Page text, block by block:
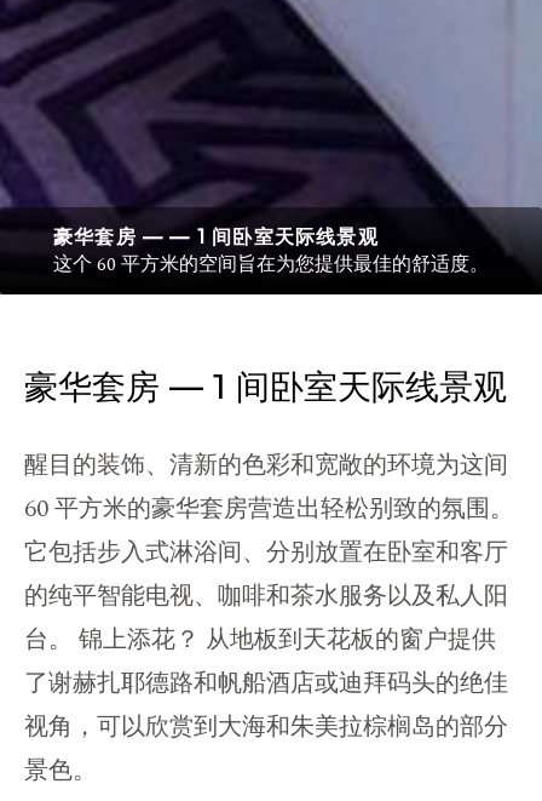
豪华套房 — — 1 间卧室天际线景观
这个 60 平方米的空间旨在为您提供最佳的舒适度。
豪华套房 — 1 间卧室天际线景观
醒目的装饰、清新的色彩和宽敞的环境为这间
60 平方米的豪华套房营造出轻松别致的氛围。
它包括步入式淋浴间、分别放置在卧室和客厅
的纯平智能电视、咖啡和茶水服务以及私人阳
台。 锦上添花？ 从地板到天花板的窗户提供
了谢赫扎耶德路和帆船酒店或迪拜码头的绝佳
视角，可以欣赏到大海和朱美拉棕榈岛的部分
景色。